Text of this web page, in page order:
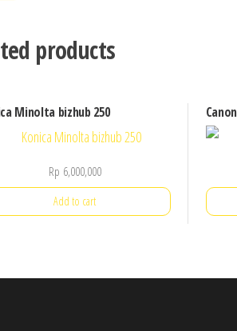
products
Minolta bizhub 250
Rp 6,000,000
Add to cart